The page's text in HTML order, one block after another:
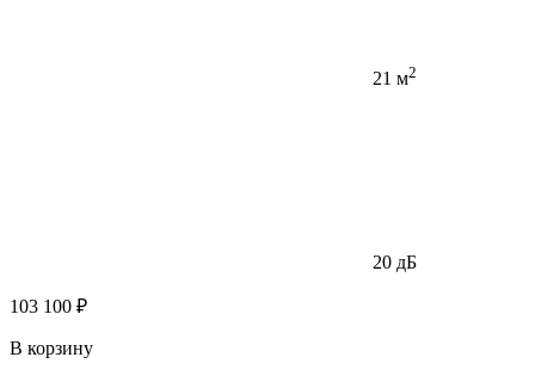
21 м2
20 дБ
103 100 ₽
В корзину